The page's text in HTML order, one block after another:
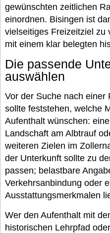
gewünschten zeitlichen
einordnen. Bisingen ist
vielseitiges Freizeitziel zu
mit einem klar belegten
Die passende
auswählen
Vor der Suche nach einer
sollte feststehen, welche
Aufenthalt wünschen:
Landschaft am Albtrauf
weiteren Zielen im
der Unterkunft sollte zu
passen; belastbare
Verkehrsanbindung oder
Ausstattungsmerkmalen
Wer den Aufenthalt mit
historischen Lehrpfad